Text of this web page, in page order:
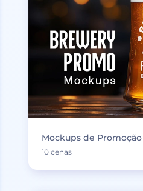
Mockups de
10 cenas